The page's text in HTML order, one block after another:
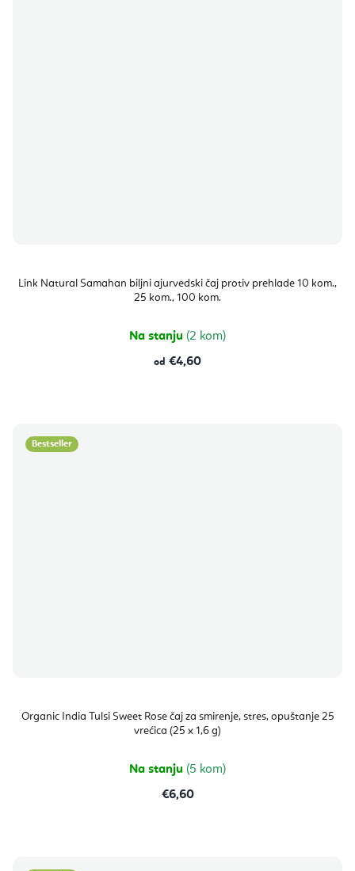
Link Natural Samahan biljni ajurvedski čaj protiv prehlade 10 kom.,
25 kom., 100 kom.
Na stanju (2 kom)
od €4,60
Bestseller
Organic India Tulsi Sweet Rose čaj za smirenje, stres, opuštanje 25
vrećica (25 x 1,6 g)
Na stanju (5 kom)
€6,60